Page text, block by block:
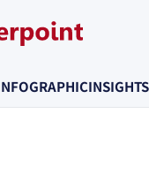
INSIGHTS